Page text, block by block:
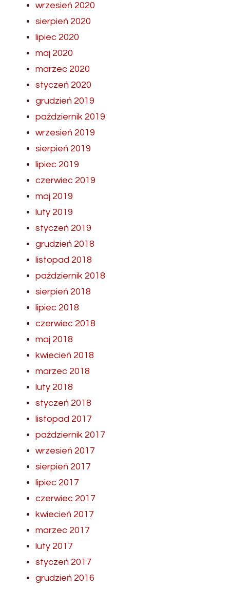
wrzesień 2020
sierpień 2020
lipiec 2020
maj 2020
marzec 2020
styczeń 2020
grudzień 2019
październik 2019
wrzesień 2019
sierpień 2019
lipiec 2019
czerwiec 2019
maj 2019
luty 2019
styczeń 2019
grudzień 2018
listopad 2018
październik 2018
sierpień 2018
lipiec 2018
czerwiec 2018
maj 2018
kwiecień 2018
marzec 2018
luty 2018
styczeń 2018
listopad 2017
październik 2017
wrzesień 2017
sierpień 2017
lipiec 2017
czerwiec 2017
kwiecień 2017
marzec 2017
luty 2017
styczeń 2017
grudzień 2016